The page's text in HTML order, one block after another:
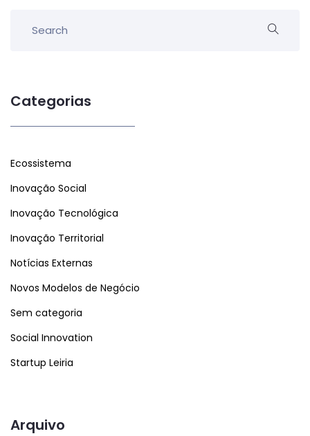
Categorias
Ecossistema
Inovação Social
Inovação Tecnológica
Inovação Territorial
Notícias Externas
Novos Modelos de Negócio
Sem categoria
Social Innovation
Startup Leiria
Arquivo